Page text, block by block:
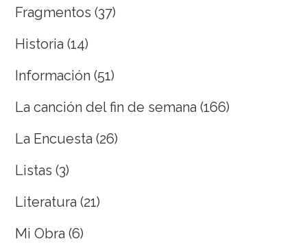
Fragmentos (37)
Historia (14)
Información (51)
La canción del fin de semana (166)
La Encuesta (26)
Listas (3)
Literatura (21)
Mi Obra (6)